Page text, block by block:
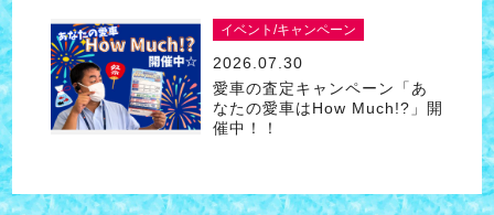
イベント/キャンペーン
2026.07.30
愛車の査定キャンペーン「あ
なたの愛車はHow Much!?」開
催中！！